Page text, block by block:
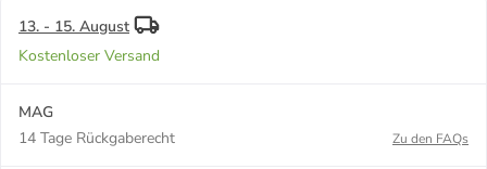
13. - 15. August
Kostenloser Versand
MAG
14 Tage Rückgaberecht
Zu den FAQs